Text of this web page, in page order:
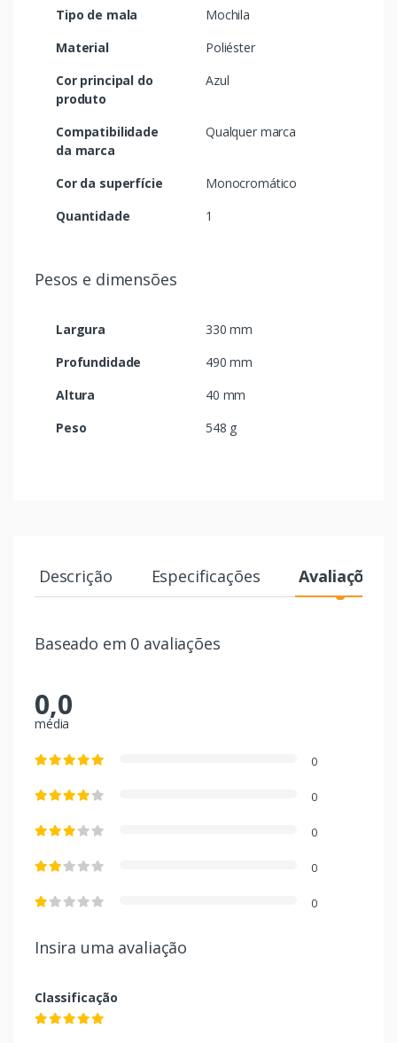
Tipo de mala
Mochila
Material
Poliéster
Cor principal do
produto
Azul
Compatibilidade
da marca
Qualquer marca
Cor da superfície
Monocromático
Quantidade
1
Pesos e dimensões
Largura
330 mm
Profundidade
490 mm
Altura
40 mm
Peso
548 g
Descrição Especificações Avaliações
Baseado em 0 avaliações
0,0
média
0
0
0
0
0
Insira uma avaliação
Classificação